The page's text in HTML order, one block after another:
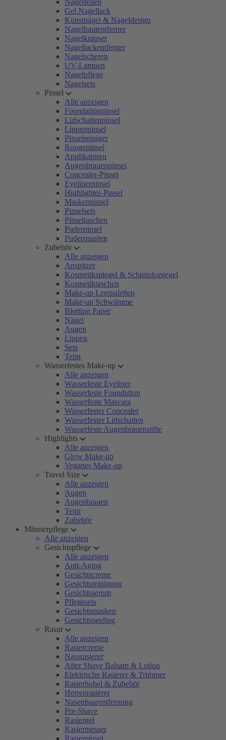
Nagelfeilen
Gel Nagellack
Kunstnägel & Nageldesign
Nagelhautentferner
Nagelknipser
Nagellackentferner
Nagelscheren
UV-Lampen
Nagelpflege
Nagelsets
Pinsel
Alle anzeigen
Foundationpinsel
Lidschattenpinsel
Lippenpinsel
Pinselreiniger
Rougepinsel
Applikatoren
Augenbrauenpinsel
Concealer-Pinsel
Eyelinerpinsel
Highlighter-Pinsel
Maskenpinsel
Pinselsets
Pinseltaschen
Puderpinsel
Puderquasten
Zubehör
Alle anzeigen
Anspitzer
Kosmetikspiegel & Schminkspiegel
Kosmetiktaschen
Make-up Leerpaletten
Make-up Schwämme
Blotting Paper
Nägel
Augen
Lippen
Sets
Teint
Wasserfestes Make-up
Alle anzeigen
Wasserfeste Eyeliner
Wasserfeste Foundation
Wasserfeste Mascara
Wasserfester Concealer
Wasserfester Lidschatten
Wasserfeste Augenbrauenstifte
Highlights
Alle anzeigen
Glow Make-up
Veganes Make-up
Travel Size
Alle anzeigen
Augen
Augenbrauen
Teint
Zubehör
Männerpflege
Alle anzeigen
Gesichtspflege
Alle anzeigen
Anti-Aging
Gesichtscreme
Gesichtsreinigung
Gesichtsserum
Pflegesets
Gesichtsmasken
Gesichtspeeling
Rasur
Alle anzeigen
Rasiercreme
Nassrasierer
After Shave Balsam & Lotion
Elektrische Rasierer & Trimmer
Rasierhobel & Zubehör
Herrenrasierer
Nasenhaarentfernung
Pre-Shave
Rasiergel
Rasiermesser
Rasierpinsel